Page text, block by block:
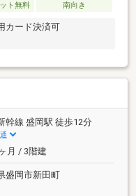
ト無料 南向き
カード決済可
幹線 盛岡駅 徒歩12分
月 / 3階建
盛岡市新田町